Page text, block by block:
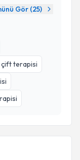
Gör (25)
çift terapisi